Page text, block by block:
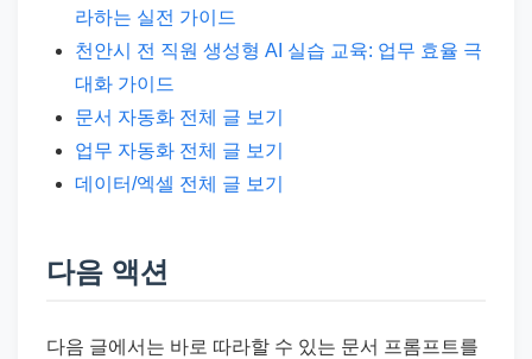
라하는 실전 가이드
천안시 전 직원 생성형 AI 실습 교육: 업무 효율 극
대화 가이드
문서 자동화 전체 글 보기
업무 자동화 전체 글 보기
데이터/엑셀 전체 글 보기
다음 액션
다음 글에서는 바로 따라할 수 있는 문서 프롬프트를